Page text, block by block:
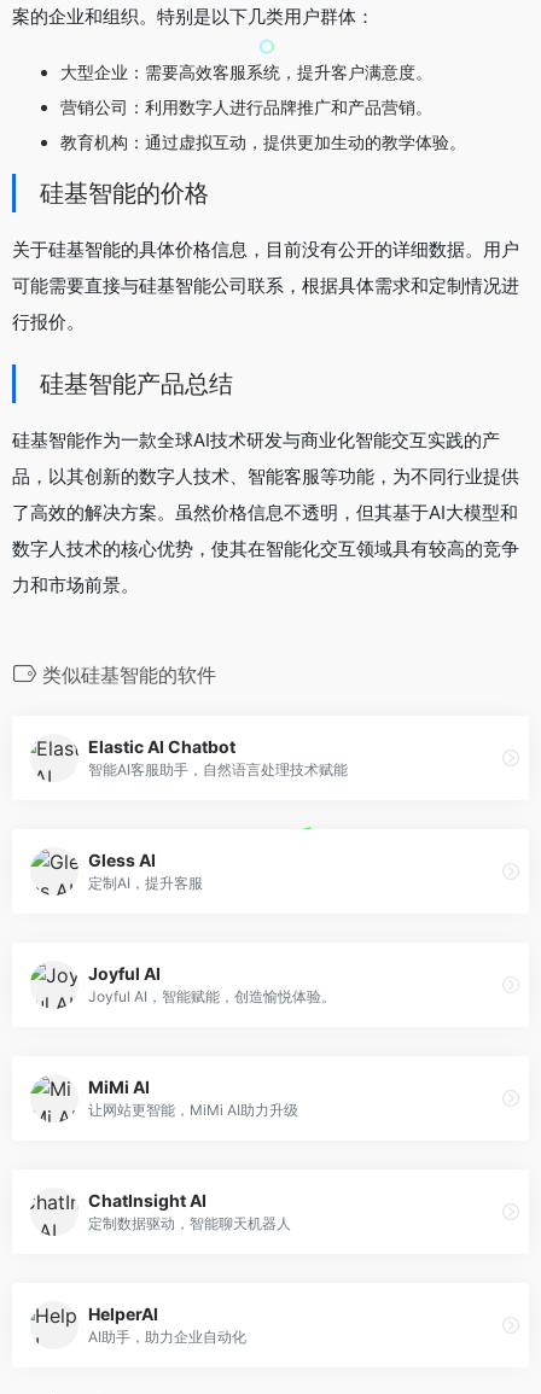
案的企业和组织。特别是以下几类用户群体：
大型企业：需要高效客服系统，提升客户满意度。
营销公司：利用数字人进行品牌推广和产品营销。
教育机构：通过虚拟互动，提供更加生动的教学体验。
硅基智能的价格
关于硅基智能的具体价格信息，目前没有公开的详细数据。用户
可能需要直接与硅基智能公司联系，根据具体需求和定制情况进
行报价。
硅基智能产品总结
硅基智能作为一款全球AI技术研发与商业化智能交互实践的产
品，以其创新的数字人技术、智能客服等功能，为不同行业提供
了高效的解决方案。虽然价格信息不透明，但其基于AI大模型和
数字人技术的核心优势，使其在智能化交互领域具有较高的竞争
力和市场前景。
类似硅基智能的软件
Elastic AI Chatbot
智能AI客服助手，自然语言处理技术赋能
Gless AI
定制AI，提升客服
Joyful AI
Joyful AI，智能赋能，创造愉悦体验。
MiMi AI
让网站更智能，MiMi AI助力升级
ChatInsight AI
定制数据驱动，智能聊天机器人
HelperAI
AI助手，助力企业自动化